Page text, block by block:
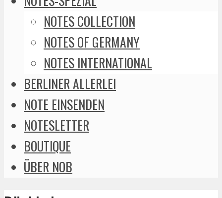
NOTES COLLECTION
NOTES OF GERMANY
NOTES INTERNATIONAL
BERLINER ALLERLEI
NOTE EINSENDEN
NOTESLETTER
BOUTIQUE
ÜBER NOB